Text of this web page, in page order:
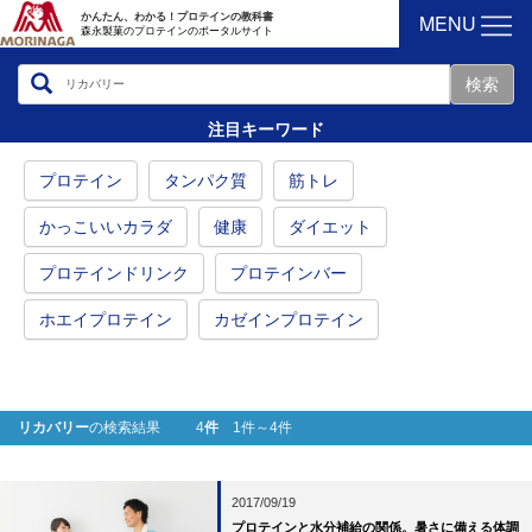
かんたん、わかる！プロテインの教科書
森永製菓のプロテインのポータルサイト
MENU
注目キーワード
プロテイン タンパク質 筋トレ
かっこいいカラダ 健康 ダイエット
プロテインドリンク プロテインバー
ホエイプロテイン カゼインプロテイン
リカバリーの検索結果 4件 1件～4件
2017/09/19
プロテインと水分補給の関係。暑さに備える体調